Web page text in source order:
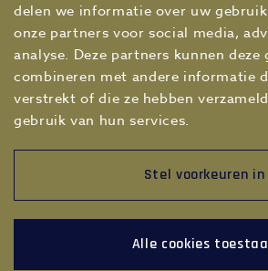
delen we informatie over uw
onze partners voor social media,
analyse. Deze partners kunnen deze
combineren met andere informatie
verstrekt of die ze hebben
gebruik van hun services.
Stel voorkeuren in
Alle cookies
ZZP-monteur vacaturesDisclaimer